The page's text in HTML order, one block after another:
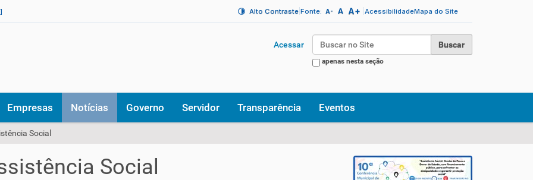
Alto Contraste Fonte: A- A A+ AcessibilidadeMapa do Site
apenas nesta seção
Acessar
Empresas Notícias Governo Servidor Transparência Eventos
Social
Social